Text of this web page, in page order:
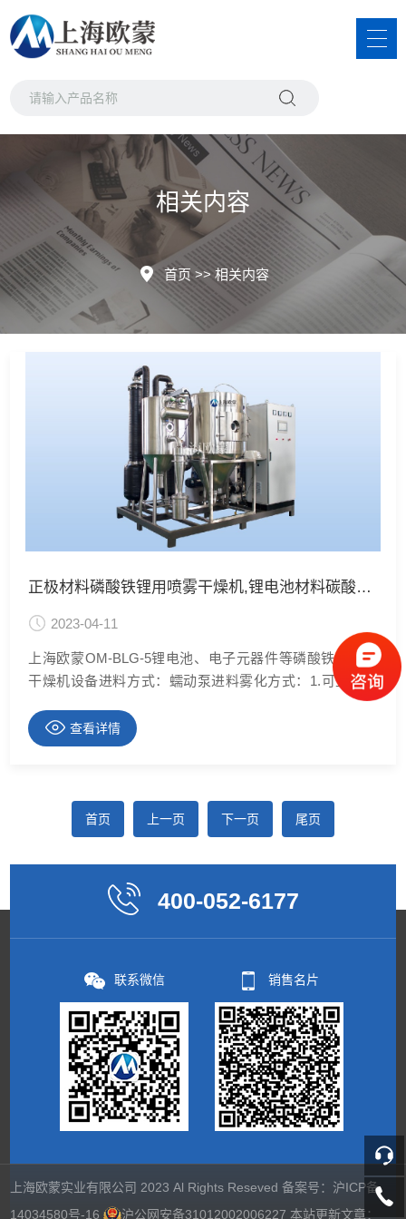
相关内容
首页>>相关内容
正极材料磷酸铁锂用喷雾干燥机,锂电池材料碳酸锂喷雾干燥机
2023-04-11
上海欧蒙OM-BLG-5锂电池、电子元器件等磷酸铁锂喷雾
干燥机设备进料方式：蠕动泵进料雾化方式：1.可互换二
种雾化装置（离心式雾化器、二流体喷嘴）；2.使用时可
根据粉体产品的不同粒径要求，选用其中一种雾化装置；
进料固含量25～45%固体粒度D500.3～0.5μm蒸发量＞
查看详情
首页 上一页 下一页 尾页
400-052-6177
联系微信 销售名片
上海欧蒙实业有限公司 2023 Al Rights Reseved 备案号： 沪ICP备
14034580号-16
沪公网安备31012002006227 本站更新文章：